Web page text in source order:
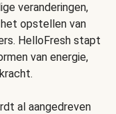
veranderingen,
opstellen van
HelloFresh stapt
van energie,
al aangedreven